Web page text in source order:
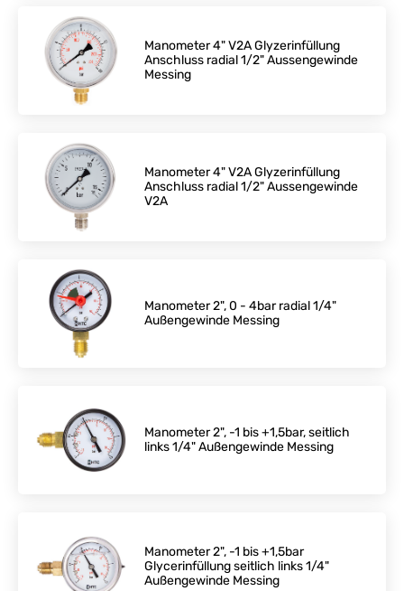
Manometer 4" V2A Glyzerinfüllung
Anschluss radial 1/2" Aussengewinde
Messing
Manometer 4" V2A Glyzerinfüllung
Anschluss radial 1/2" Aussengewinde
V2A
Manometer 2", 0 - 4bar radial 1/4"
Außengewinde Messing
Manometer 2", -1 bis +1,5bar, seitlich
links 1/4" Außengewinde Messing
Manometer 2", -1 bis +1,5bar
Glycerinfüllung seitlich links 1/4"
Außengewinde Messing